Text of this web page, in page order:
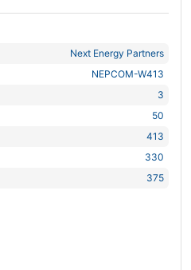
Next Energy Partners
NEPCOM-W413
3
50
413
330
375